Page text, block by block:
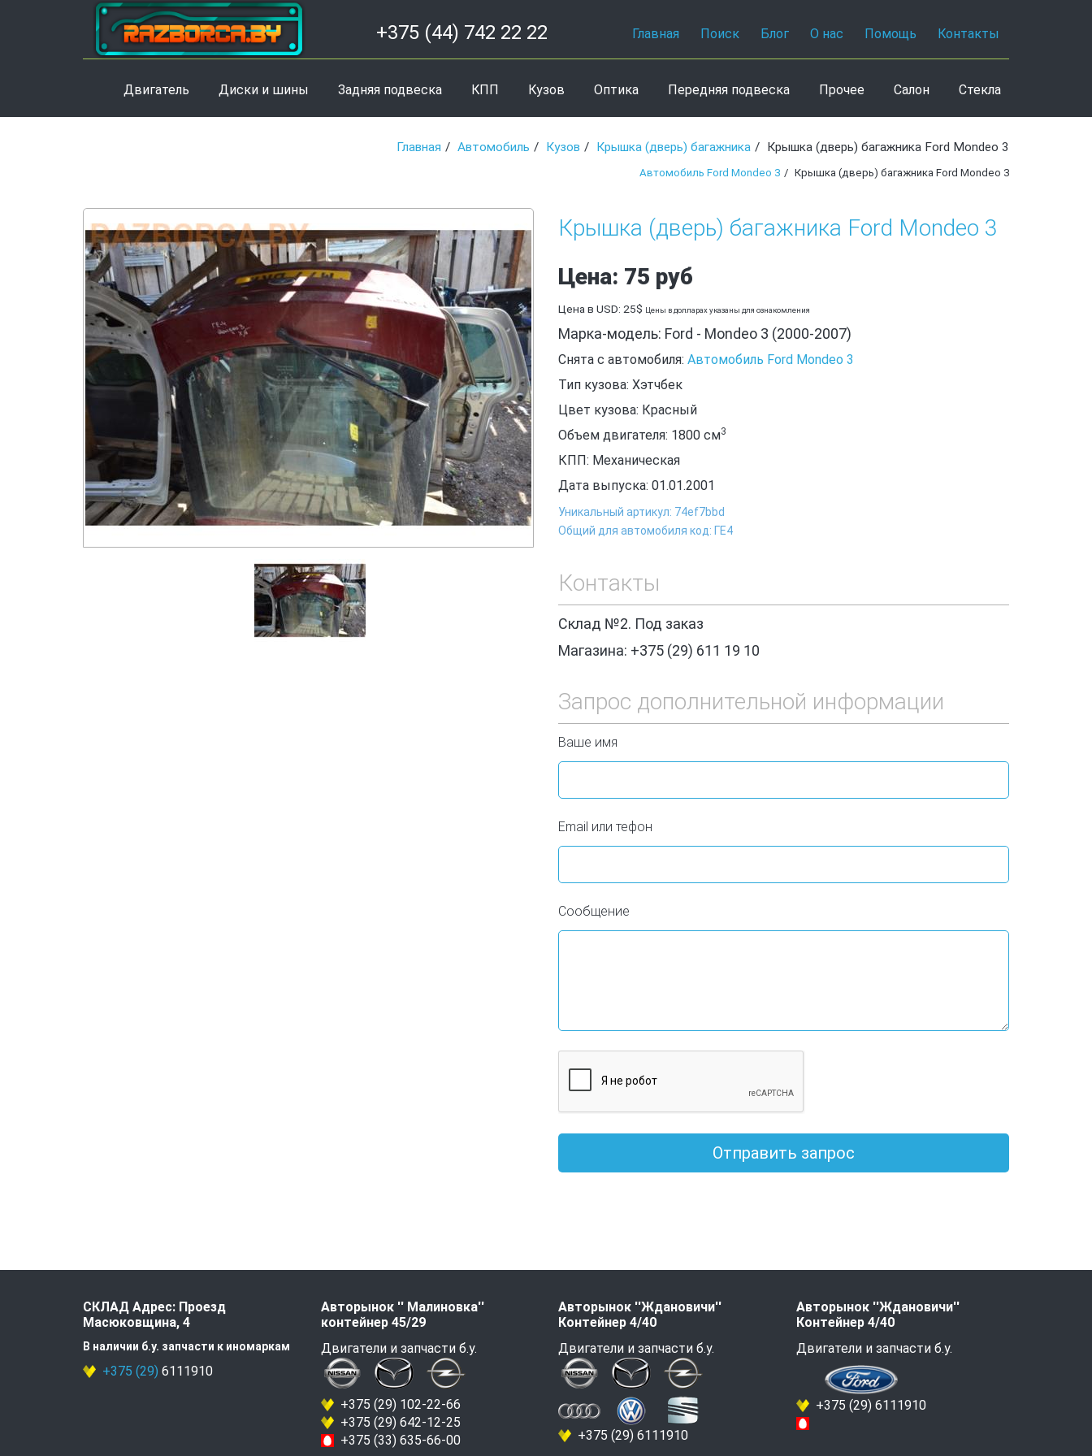
+375 (44) 742 22 22 Главная Поиск Блог О нас Помощь Контакты
Двигатель Диски и шины Задняя подвеска КПП Кузов Оптика Передняя подвеска Прочее Салон Стекла
Главная Автомобиль Кузов Крышка (дверь) багажника Крышка (дверь) багажника Ford Mondeo 3
Автомобиль Ford Mondeo 3 Крышка (дверь) багажника Ford Mondeo 3
Крышка (дверь) багажника Ford Mondeo 3
Цена: 75 руб
Цена в USD: 25$ Цены в долларах указаны для ознакомления
Марка-модель: Ford - Mondeo 3 (2000-2007)
Снята с автомобиля: Автомобиль Ford Mondeo 3
Тип кузова: Хэтчбек
Цвет кузова: Красный
Объем двигателя: 1800 см3
КПП: Механическая
Дата выпуска: 01.01.2001
Уникальный артикул: 74ef7bbd
Общий для автомобиля код: ГЕ4
Контакты
Склад №2. Под заказ
Магазина: +375 (29) 611 19 10
Запрос дополнительной информации
Ваше имя
Email или тефон
Сообщение
Отправить запрос
СКЛАД Адрес: Проезд
Масюковщина, 4
В наличии б.у. запчасти к иномаркам
+375 (29) 6111910
Авторынок '' Малиновка''
контейнер 45/29
Двигатели и запчасти б.у.
+375 (29) 102-22-66
+375 (29) 642-12-25
+375 (33) 635-66-00
Авторынок ''Ждановичи''
Контейнер 4/40
Двигатели и запчасти б.у.
+375 (29) 6111910
Авторынок ''Ждановичи''
Контейнер 4/40
Двигатели и запчасти б.у.
+375 (29) 6111910